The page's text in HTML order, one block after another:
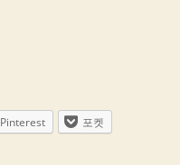
Pinterest 포켓